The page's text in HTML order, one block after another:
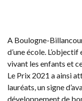
A Boulogne-
d’une école.
vivant les enfants et
Le Prix 2021 a ainsi
lauréats, un signe
développement de